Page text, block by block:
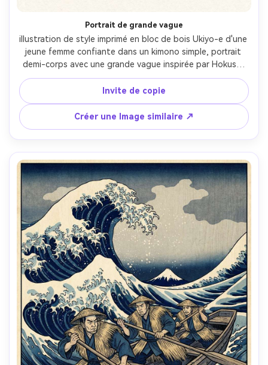
Portrait de grande vague
illustration de style imprimé en bloc de bois Ukiyo-e d'une
jeune femme confiante dans un kimono simple, portrait
demi-corps avec une grande vague inspirée par Hokusai
se bouclant derrière elle comme un halo, contours
audacieux d'encre sumi, palette bleue prussienne, ciel
dégradé bokashi, micas subtiles étincellées, texture de
papier washi, petit tampon rouge, humeur sereine mais
puissante, composition chef-d'œuvre, objectif 85mm,
profondeur de champ peu profonde-AR 4:5
Invite de copie
Créer une Image similaire ↗